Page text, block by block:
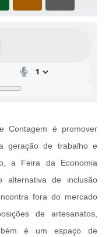
Contagem é promover
geração de trabalho e
a Feira da Economia
alternativa de inclusão
fora do mercado
de artesanatos,
é um espaço de